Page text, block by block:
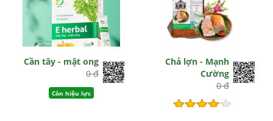
Cần tây - mật ong
0 đ
Còn hiệu lực
Chả lợn - Mạnh
Cường
0 đ